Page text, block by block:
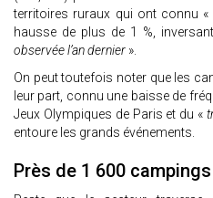
territoires ruraux qui ont connu «
hausse de plus de 1 %,
observée l’an dernier ».
On peut toutefois noter que les
leur part, connu une baisse de
Jeux Olympiques de Paris et du «
entoure les grands événements.
Près de 1 600